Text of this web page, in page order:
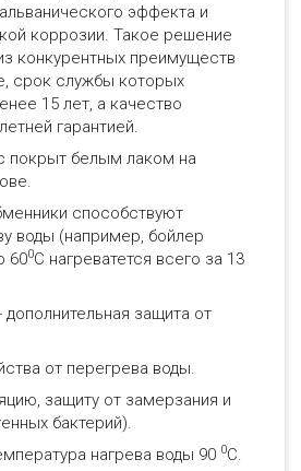
эффекта и
коррозии. Такое решение
конкурентных преимуществ
срок службы которых
15 лет, а качество
гарантией.
покрыт белым лаком на
способствуют
воды (например, бойлер
600С нагреватется всего за 13
защита от
от перегрева воды.
защиту от замерзания и
бактерий).
нагрева воды 90 0С.